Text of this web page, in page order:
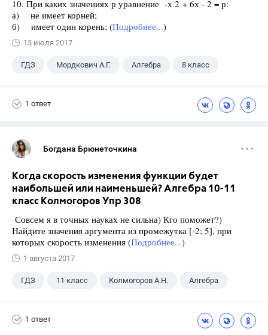
10. При каких значениях р уравнение -х 2 + 6х - 2 = р:
а) не имеет корней;
б) имеет один корень; (Подробнее...)
13 июля 2017
ГДЗ Мордкович А.Г. Алгебра 8 класс
1 ответ
Богдана Брюнеточкина
Когда скорость изменения функции будет
наибольшей или наименьшей? Алгебра 10-11
класс Колмогоров Упр 308
Совсем я в точных науках не сильна) Кто поможет?)
Найдите значения аргумента из промежутка [-2; 5], при
которых скорость изменения (Подробнее...)
1 августа 2017
ГДЗ 11 класс Колмогоров А.Н. Алгебра
1 ответ